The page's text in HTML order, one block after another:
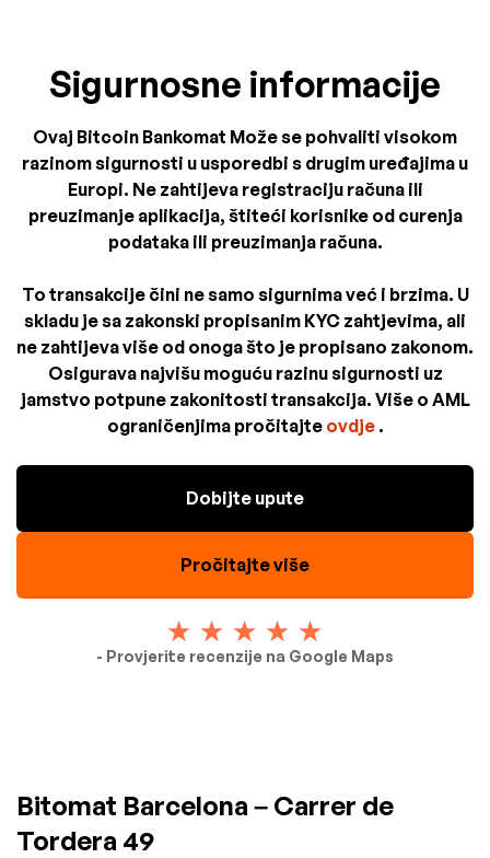
Sigurnosne informacije
Ovaj Bitcoin Bankomat Može se pohvaliti visokom
razinom sigurnosti u usporedbi s drugim uređajima u
Europi. Ne zahtijeva registraciju računa ili
preuzimanje aplikacija, štiteći korisnike od curenja
podataka ili preuzimanja računa.
To transakcije čini ne samo sigurnima već i brzima. U
skladu je sa zakonski propisanim KYC zahtjevima, ali
ne zahtijeva više od onoga što je propisano zakonom.
Osigurava najvišu moguću razinu sigurnosti uz
jamstvo potpune zakonitosti transakcija. Više o AML
ograničenjima pročitajte ovdje.
Dobijte upute
Pročitajte više
- Provjerite recenzije na Google Maps
Bitomat Barcelona – Carrer de
Tordera 49